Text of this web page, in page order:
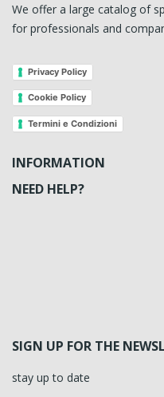
We offer a large catalog of
for professionals and
Privacy Policy
Cookie Policy
Termini e Condizioni
INFORMATION
NEED HELP?
SIGN UP FOR THE
stay up to date